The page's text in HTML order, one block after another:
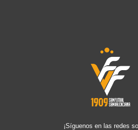
¡Síguenos en las redes